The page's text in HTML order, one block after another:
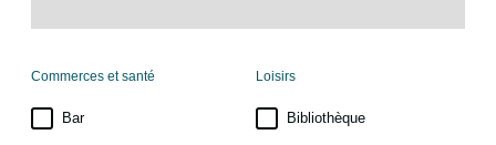
Commerces et santé
Bar
Loisirs
Bibliothèque